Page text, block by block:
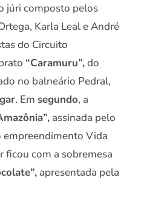
júri composto pelos
Karla Leal e André
do Circuito
“Caramuru”,do
no balneário Pedral,
. Em segundo, a
assinada pelo
empreendimento Vida
ficou com a sobremesa
apresentada pela